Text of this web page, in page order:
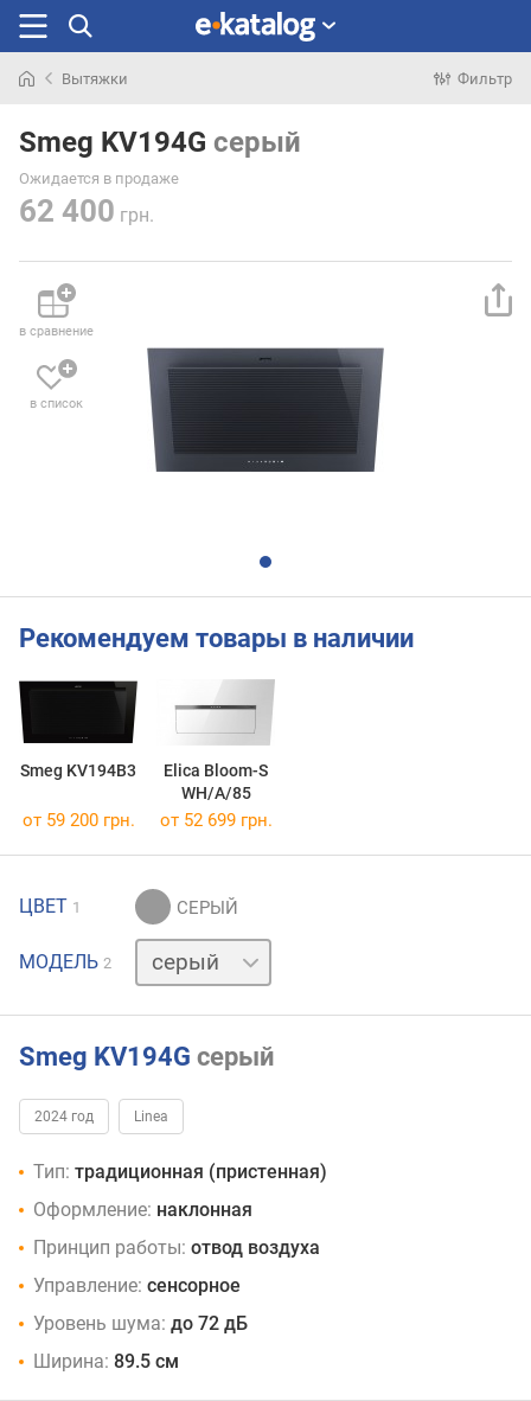
раньше
Вытяжки Фильтр
Smeg KV194G серый
Ожидается в продаже
62 400 грн.
в сравнение
в список
Рекомендуем товары в наличии
Smeg KV194B3
Elica Bloom-S
WH/A/85
от 59 200 грн. от 52 699 грн.
ЦВЕТ 1
МОДЕЛЬ 2
Smeg KV194G серый
2024 год Linea
Тип: традиционная (пристенная)
Оформление: наклонная
Принцип работы: отвод воздуха
Управление: сенсорное
Уровень шума: до 72 дБ
Ширина: 89.5 см